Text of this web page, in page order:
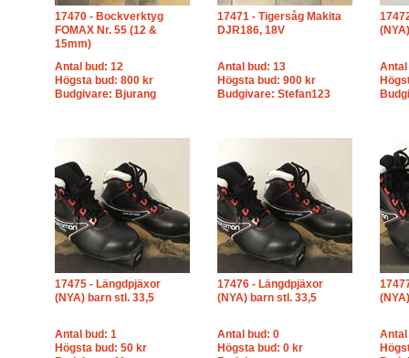
17470 - Bockverktyg
FOMAX Nr. 55 (12 &
15mm)
Antal bud: 12
Högsta bud: 800 kr
Budgivare: Bjurang
17471 - Tigersåg Makita
DJR186, 18V
Antal bud: 13
Högsta bud: 900 kr
Budgivare: Stefan123
Antal
17475 - Längdpjäxor
(NYA) barn stl. 33,5
Antal bud: 1
Högsta bud: 50 kr
17476 - Längdpjäxor
(NYA) barn stl. 33,5
Antal bud: 0
Högsta bud: 0 kr
Antal